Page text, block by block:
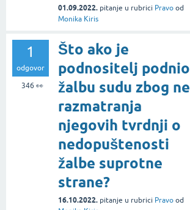
01.09.2022. pitanje u rubrici Pravo od
Monika Kiris
1
odgovor
346 👀
Što ako je
podnositelj podnio
žalbu sudu zbog ne
razmatranja
njegovih tvrdnji o
nedopuštenosti
žalbe suprotne
strane?
16.10.2022. pitanje u rubrici Pravo od